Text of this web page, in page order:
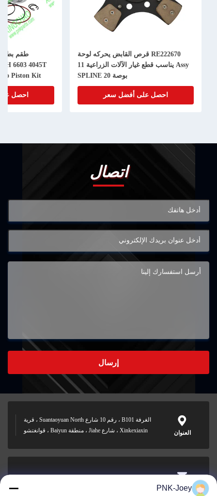
RE222670 قرص القابض يحركه لوحة
Assy يناسب قطع غيار الآلات الزراعية 11
بوصة 20 SPLINE
احصل على أفضل سعر
6603 4045T
Piston Kit
احصل
اتصال
إرسال
العنوان
الغرفة B101 ، رقم 10 شارع Suantaoyuan North ، قرية
Xinkexiaxin ، شارع Jiahe ، منطقة Baiyun ، قوانغتشو
البريد
xianzhihao@gzxingchao.infoPNK-Joey